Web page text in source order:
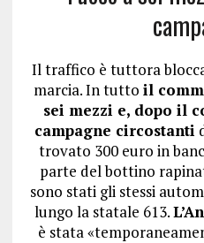
Il traffico è tuttora
marcia. In tutto il
sei mezzi e, dopo il
campagne circostanti
trovato 300 euro in
parte del bottino
sono stati gli stessi
lungo la statale 613.
è stata